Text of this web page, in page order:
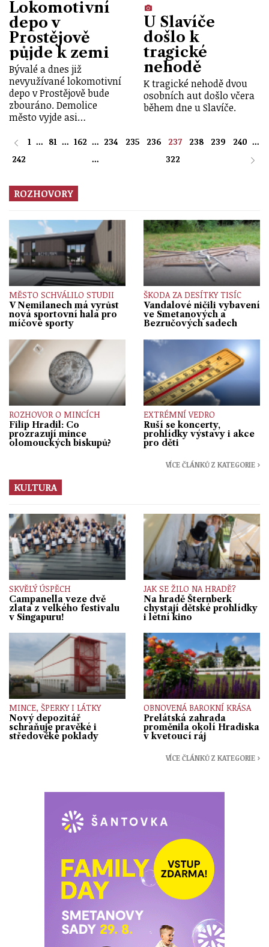
Lokomotivní
depo v
Prostějově
půjde k zemi
Bývalé a dnes již
nevyužívané lokomotivní
depo v Prostějově bude
zbouráno. Demolice
město vyjde asi…
U Slavíče
došlo k
tragické
nehodě
K tragické nehodě dvou
osobních aut došlo včera
během dne u Slavíče.
1 ... 81 ... 162 ... 234 235 236 237 238 239 240 ...
242
... 322
ROZHOVORY
MĚSTO SCHVÁLILO STUDII
V Nemilanech má vyrůst
nová sportovní hala pro
míčové sporty
ŠKODA ZA DESÍTKY TISÍC
Vandalové ničili vybavení
ve Smetanových a
Bezručových sadech
ROZHOVOR O MINCÍCH
Filip Hradil: Co
prozrazují mince
olomouckých biskupů?
EXTRÉMNÍ VEDRO
Ruší se koncerty,
prohlídky výstavy i akce
pro děti
VÍCE ČLÁNKŮ Z KATEGORIE ›
KULTURA
SKVĚLÝ ÚSPĚCH
Campanella veze dvě
zlata z velkého festivalu
v Singapuru!
JAK SE ŽILO NA HRADĚ?
Na hradě Šternberk
chystají dětské prohlídky
i letní kino
MINCE, ŠPERKY I LÁTKY
Nový depozitář
schraňuje pravěké i
středověké poklady
OBNOVENÁ BAROKNÍ KRÁSA
Prelátská zahrada
proměnila okolí Hradiska
v kvetoucí ráj
VÍCE ČLÁNKŮ Z KATEGORIE ›